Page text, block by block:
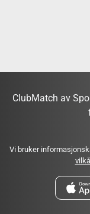
ClubMatch av
Vi bruker